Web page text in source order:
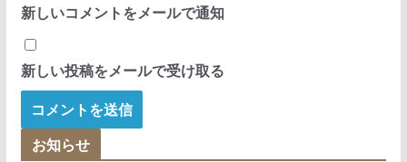
新しいコメントをメールで通知
新しい投稿をメールで受け取る
お知らせ